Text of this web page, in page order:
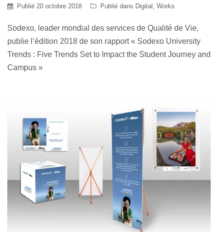
Publié 20 octobre 2018 Publié dans Digital , Works
Sodexo, leader mondial des services de Qualité de Vie,
publie l’édition 2018 de son rapport « Sodexo University
Trends : Five Trends Set to Impact the Student Journey and
Campus »